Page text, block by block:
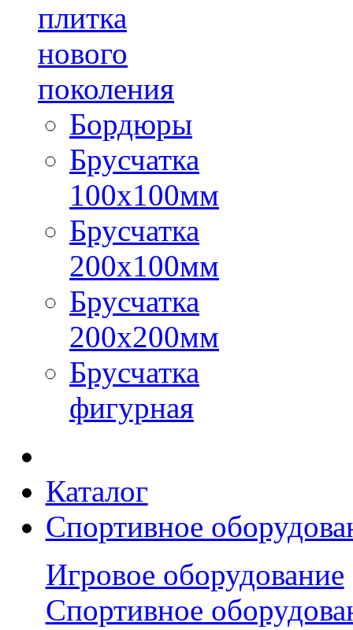
плитка
нового
поколения
Бордюры
Брусчатка
100х100мм
Брусчатка
200х100мм
Брусчатка
200х200мм
Брусчатка
фигурная
Каталог
Спортивное
Игровое оборудование
Спортивное